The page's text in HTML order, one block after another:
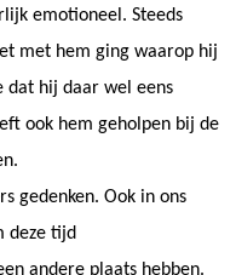
emotioneel. Steeds
met hem ging waarop hij
dat hij daar wel eens
ook hem geholpen bij de
gedenken. Ook in ons
deze tijd
andere plaats hebben.